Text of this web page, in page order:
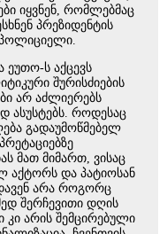
იყვნენ, რომლებმაც
პრეზიდენტის
პოლიციელი.
ეუთო-ს აქცევს
შურისძიების
არ აძლიერებს
ასუსტებს. როდესაც
გადაუმოწმებელ
მათ მიმართ, ვისაც
აქტორს და პატიოსან
არა როგორც
შერჩევითი დღის
კი არის შემცირებული